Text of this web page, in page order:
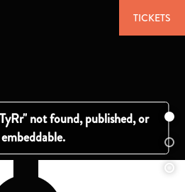
TICKETS